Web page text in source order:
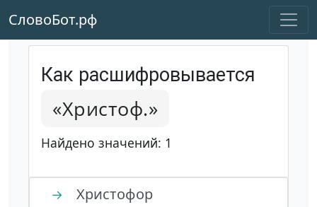
СловоБот.рф
Как расшифровывается
«Христоф.»
Найдено значений: 1
→ Христофор